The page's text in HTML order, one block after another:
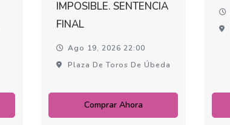
IMPOSIBLE. SENTENCIA
FINAL
Ago 19, 2026 22:00
Plaza De Toros De Úbeda
Comprar Ahora